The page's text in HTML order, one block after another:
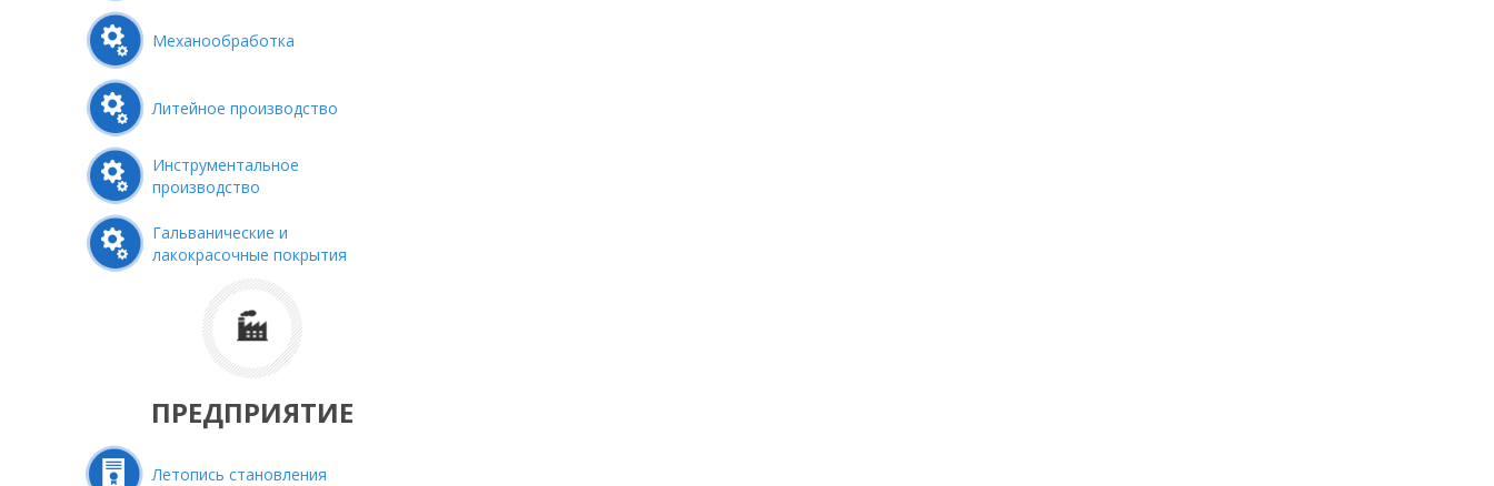
Механообработка
Литейное производство
Инструментальное
производство
Гальванические и
лакокрасочные покрытия
ПРЕДПРИЯТИЕ
Летопись становления